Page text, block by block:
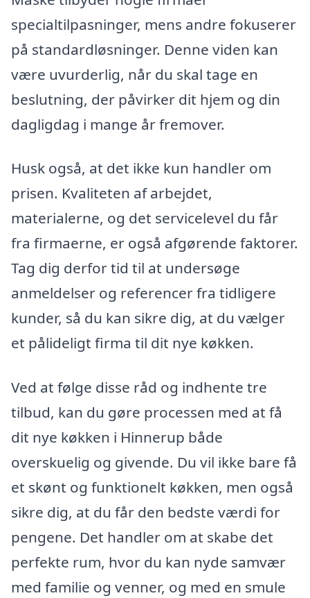
specialtilpasninger, mens andre fokuserer
på standardløsninger. Denne viden kan
være uvurderlig, når du skal tage en
beslutning, der påvirker dit hjem og din
dagligdag i mange år fremover.
Husk også, at det ikke kun handler om
prisen. Kvaliteten af arbejdet,
materialerne, og det servicelevel du får
fra firmaerne, er også afgørende faktorer.
Tag dig derfor tid til at undersøge
anmeldelser og referencer fra tidligere
kunder, så du kan sikre dig, at du vælger
et pålideligt firma til dit nye køkken.
Ved at følge disse råd og indhente tre
tilbud, kan du gøre processen med at få
dit nye køkken i Hinnerup både
overskuelig og givende. Du vil ikke bare få
et skønt og funktionelt køkken, men også
sikre dig, at du får den bedste værdi for
pengene. Det handler om at skabe det
perfekte rum, hvor du kan nyde samvær
med familie og venner, og med en smule